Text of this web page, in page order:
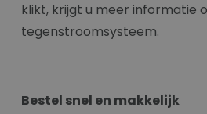
klikt, krijgt u meer informatie
tegenstroomsysteem.
Bestel snel en makkelijk